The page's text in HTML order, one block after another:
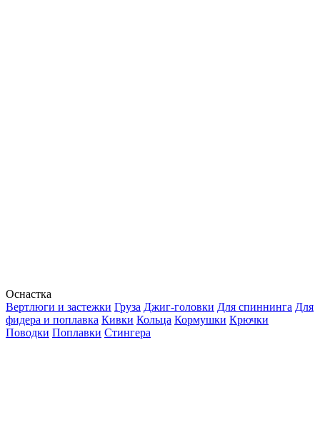
Оснастка
Вертлюги и застежки Груза Джиг-головки Для спиннинга Для
фидера и поплавка Кивки Кольца Кормушки Крючки
Поводки Поплавки Стингера